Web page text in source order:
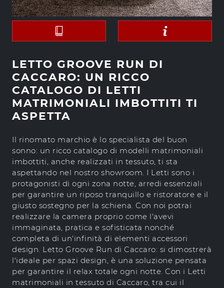
LETTO GROOVE RUN DI
CACCARO: UN RICCO
CATALOGO DI LETTI
MATRIMONIALI IMBOTTITI TI
ASPETTA
Il rinomato marchio è lo specialista del buon
sonno: un ricco catalogo di modelli matrimoniali
imbottiti, anche realizzati in tessuto, ti sta
aspettando nel nostro showroom. I Letti sono i
protagonisti di ogni zona notte, arredi essenziali
per garantire un riposo tranquillo e ristoratore e il
giusto sostegno per la schiena. Con noi potrai
realizzare la camera proprio come l'avevi
immaginata, pratica e sofisticata nonché
completa di un'infinità di elementi accessori
design. Letto Groove Run di Caccaro: si dimostrerà
l'ideale per spazi design, è una soluzione pensata
per garantire il relax totale ogni notte. Con i Letti
matrimoniali in tessuto di Caccaro, tra cui il